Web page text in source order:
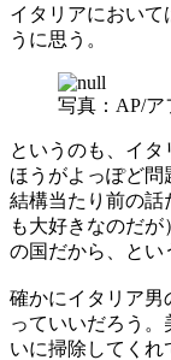
イタリアにおいて
うに思う。
写真：AP/ア
というのも、イ
ほうがよっぽど問
結構当たり前の話
も大好きなのだ
の国だから、とい
確かにイタリア男
っていいだろう
いに掃除してくれ